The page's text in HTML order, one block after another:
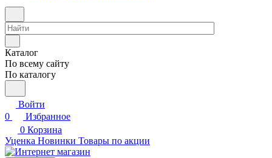
Каталог
По всему сайту
По каталогу
Войти
0
Избранное
0 Корзина
Уценка Новинки Товары по акции